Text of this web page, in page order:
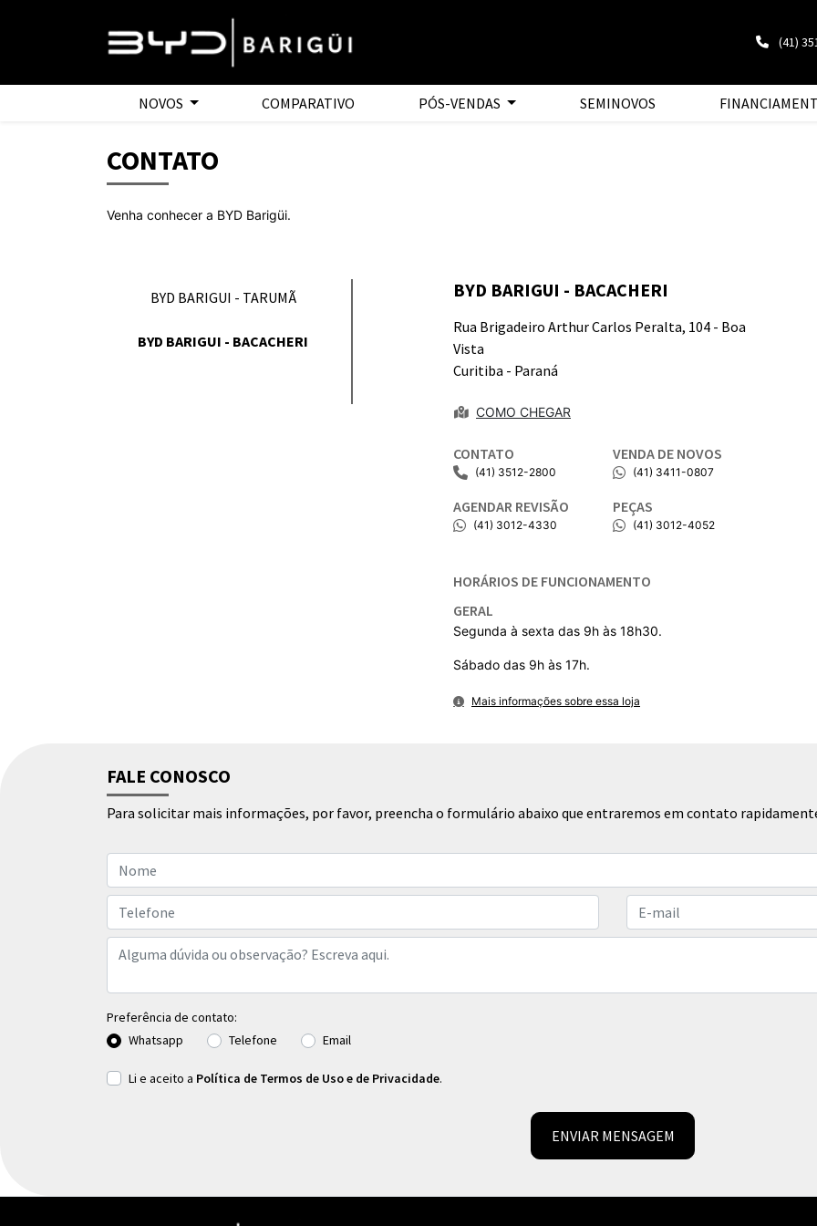
(41)
NOVOS COMPARATIVO PÓS-VENDAS SEMINOVOS
CONTATO
Venha conhecer a BYD Barigüi.
BYD BARIGUI - TARUMÃ
BYD BARIGUI - BACACHERI
BYD BARIGUI - BACACHERI
Rua Brigadeiro Arthur Carlos Peralta, 104 - Boa
Vista
Curitiba - Paraná
COMO CHEGAR
CONTATO
(41) 3512-2800
VENDA DE NOVOS
(41) 3411-0807
AGENDAR REVISÃO
(41) 3012-4330
PEÇAS
(41) 3012-4052
HORÁRIOS DE FUNCIONAMENTO
GERAL
Segunda à sexta das 9h às 18h30.
Sábado das 9h às 17h.
Mais informações sobre essa loja
FALE CONOSCO
Para solicitar mais informações, por favor, preencha o formulário abaixo que entraremos em contato
Preferência de contato:
Whatsapp
Telefone Email
Li e aceito a Política de Termos de Uso e de Privacidade.
ENVIAR MENSAGEM